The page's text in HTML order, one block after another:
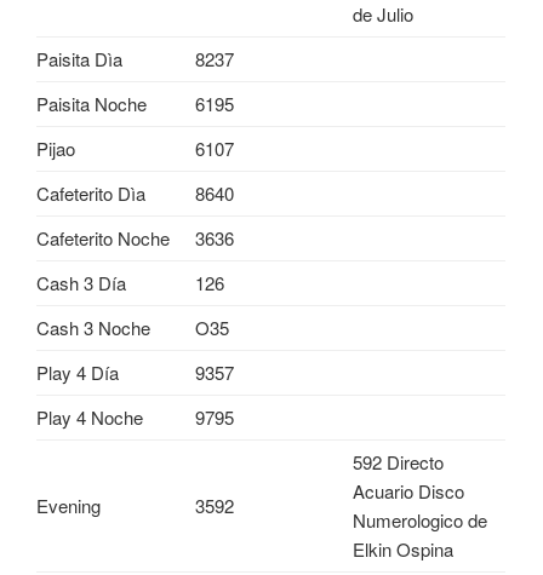
de Julio
Paisita Dìa
8237
Paisita Noche
6195
Pijao
6107
Cafeterito Dìa
8640
Cafeterito Noche
3636
Cash 3 Día
126
Cash 3 Noche
O35
Play 4 Día
9357
Play 4 Noche
9795
Evening 3592
592 Directo
Acuario Disco
Numerologico de
Elkin Ospina